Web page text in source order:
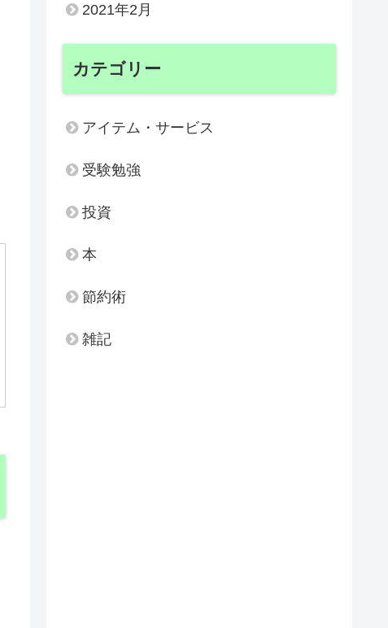
2021年2月
カテゴリー
アイテム・サービス
受験勉強
投資
本
節約術
雑記